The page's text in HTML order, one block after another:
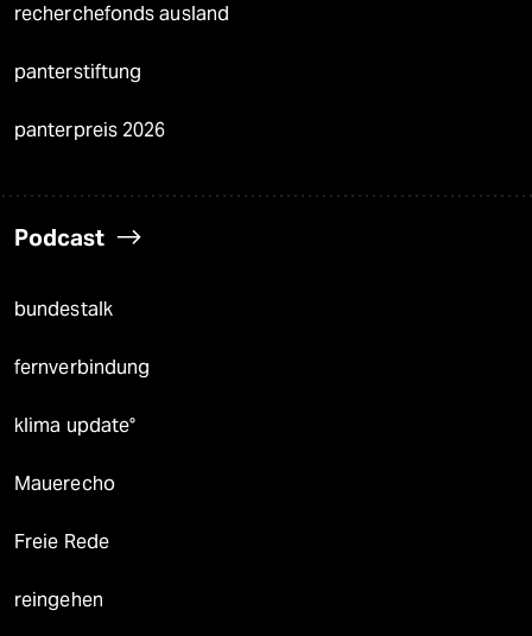
recherchefonds ausland
panterstiftung
panterpreis 2026
Podcast
bundestalk
fernverbindung
klima update°
Mauerecho
Freie Rede
reingehen